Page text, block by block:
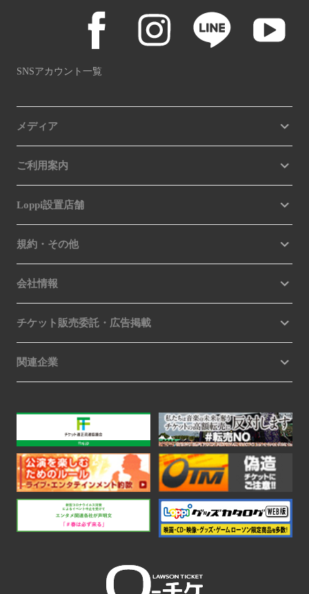
SNSアカウント一覧
メディア
ご利用案内
Loppi設置店舗
規約・その他
会社情報
チケット販売委託・広告掲載
関連企業